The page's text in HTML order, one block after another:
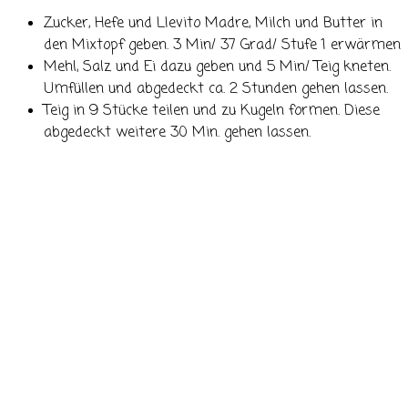
Zucker, Hefe und LIevito Madre, Milch und Butter in
den Mixtopf geben. 3 Min/ 37 Grad/ Stufe 1 erwärmen
Mehl, Salz und Ei dazu geben und 5 Min/ Teig kneten.
Umfüllen und abgedeckt ca. 2 Stunden gehen lassen.
Teig in 9 Stücke teilen und zu Kugeln formen. Diese
abgedeckt weitere 30 Min. gehen lassen.